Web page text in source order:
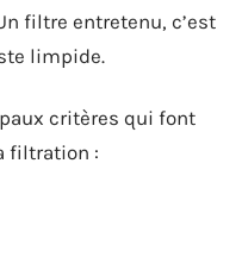
filtre entretenu, c’est
limpide.
critères qui font
filtration :